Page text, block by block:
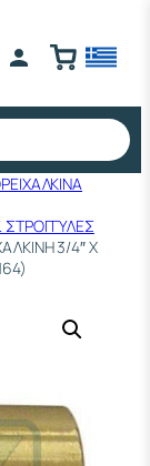
ΣΤΡΟΓΓΥΛΕΣ
3/4″ Χ